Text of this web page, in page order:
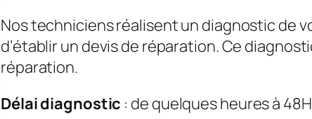
Nos techniciens réalisent un diagnostic de
d’établir un devis de réparation. Ce
réparation.
Délai diagnostic : de quelques heures à